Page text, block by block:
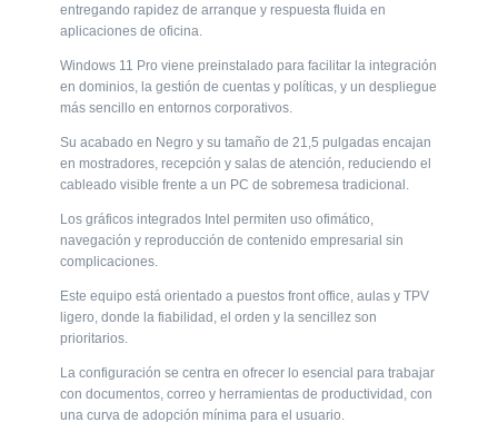
Su acabado en Negro y su tamaño de 21,5 pulgadas encajan
en mostradores, recepción y salas de atención, reduciendo el
cableado visible frente a un PC de sobremesa tradicional.
Los gráficos integrados Intel permiten uso ofimático,
navegación y reproducción de contenido empresarial sin
complicaciones.
Este equipo está orientado a puestos front office, aulas y TPV
ligero, donde la fiabilidad, el orden y la sencillez son
prioritarios.
La configuración se centra en ofrecer lo esencial para trabajar
con documentos, correo y herramientas de productividad, con
una curva de adopción mínima para el usuario.
Pentium Gold G7400 ágil para tareas de
oficina
El Intel Pentium Gold G7400 ofrece respuesta rápida en hojas
de cálculo, correo y navegación. Su equilibrio prioriza
estabilidad y consumo contenido en puestos de trabajo.
entregando rapidez de arranque y respuesta fluida en
aplicaciones de oficina.
Windows 11 Pro viene preinstalado para facilitar la integración
en dominios, la gestión de cuentas y políticas, y un despliegue
más sencillo en entornos corporativos.
Su acabado en Negro y su tamaño de 21,5 pulgadas encajan
en mostradores, recepción y salas de atención, reduciendo el
cableado visible frente a un PC de sobremesa tradicional.
Los gráficos integrados Intel permiten uso ofimático,
navegación y reproducción de contenido empresarial sin
complicaciones.
Este equipo está orientado a puestos front office, aulas y TPV
ligero, donde la fiabilidad, el orden y la sencillez son
prioritarios.
La configuración se centra en ofrecer lo esencial para trabajar
con documentos, correo y herramientas de productividad, con
una curva de adopción mínima para el usuario.